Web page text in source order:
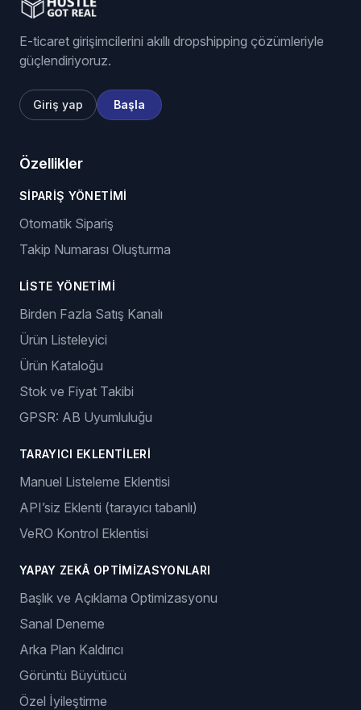
E-ticaret girişimcilerini akıllı dropshipping çözümleriyle
güçlendiriyoruz.
Giriş yap Başla
Özellikler
SIPARIŞ YÖNETIMI
Otomatik Sipariş
Takip Numarası Oluşturma
LISTE YÖNETIMI
Birden Fazla Satış Kanalı
Ürün Listeleyici
Ürün Kataloğu
Stok ve Fiyat Takibi
GPSR: AB Uyumluluğu
TARAYICI EKLENTILERI
Manuel Listeleme Eklentisi
API’siz Eklenti (tarayıcı tabanlı)
VeRO Kontrol Eklentisi
YAPAY ZEKÂ OPTIMIZASYONLARI
Başlık ve Açıklama Optimizasyonu
Sanal Deneme
Arka Plan Kaldırıcı
Görüntü Büyütücü
Özel İyileştirme